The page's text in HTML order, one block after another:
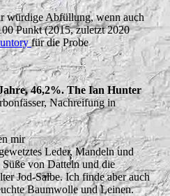
würdige Abfüllung, wenn auch
Punkt (2015, zuletzt 2020
für die Probe
46,2%. The Ian Hunter
Nachreifung in
mir
Leder, Mandeln und
von Datteln und die
Jod-Salbe. Ich finde aber auch
Baumwolle und Leinen.